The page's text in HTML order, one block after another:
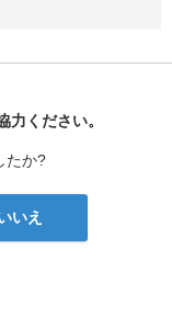
力ください。
たか?
いえ